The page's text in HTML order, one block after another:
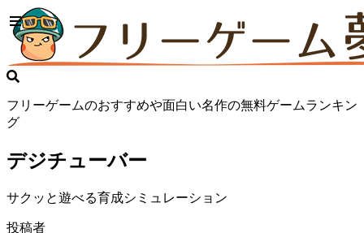
フリーゲームのおすすめや面白い名作の無料ゲームランキン
グ
デジチューバー
サクッと遊べる育成シミュレーション
投稿者